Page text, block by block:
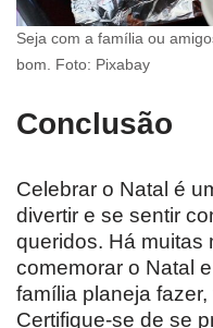
Seja com a família ou
bom. Foto: Pixabay
Conclusão
Celebrar o Natal é
divertir e se sentir
queridos. Há muitas
comemorar o Natal
família planeja
Certifique-se de se